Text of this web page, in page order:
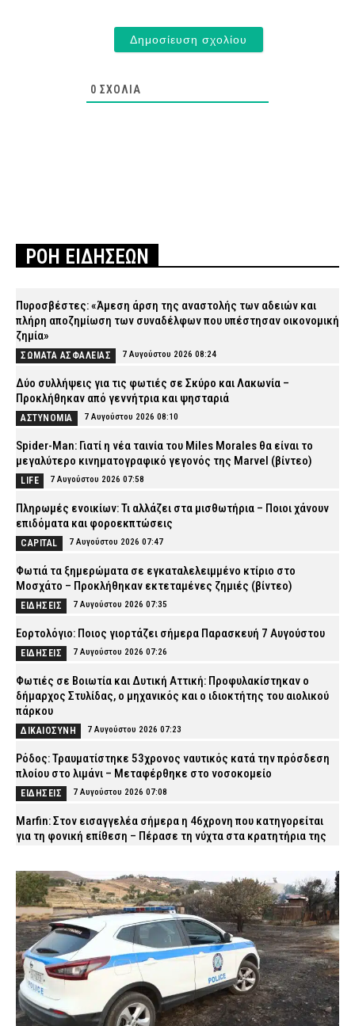
0 ΣΧΌΛΙΑ
ΡΟΗ ΕΙΔΗΣΕΩΝ
Πυροσβέστες: «Άμεση άρση της αναστολής των αδειών και
πλήρη αποζημίωση των συναδέλφων που υπέστησαν οικονομική
ζημία»
ΣΩΜΑΤΑ ΑΣΦΑΛΕΙΑΣ 7 Αυγούστου 2026 08:24
Δύο συλλήψεις για τις φωτιές σε Σκύρο και Λακωνία –
Προκλήθηκαν από γεννήτρια και ψησταριά
ΑΣΤΥΝΟΜΙΑ 7 Αυγούστου 2026 08:10
Spider-Man: Γιατί η νέα ταινία του Miles Morales θα είναι το
μεγαλύτερο κινηματογραφικό γεγονός της Marvel (βίντεο)
LIFE 7 Αυγούστου 2026 07:58
Πληρωμές ενοικίων: Τι αλλάζει στα μισθωτήρια – Ποιοι χάνουν
επιδόματα και φοροεκπτώσεις
CAPITAL 7 Αυγούστου 2026 07:47
Φωτιά τα ξημερώματα σε εγκαταλελειμμένο κτίριο στο
Μοσχάτο – Προκλήθηκαν εκτεταμένες ζημιές (βίντεο)
ΕΙΔΗΣΕΙΣ 7 Αυγούστου 2026 07:35
Εορτολόγιο: Ποιος γιορτάζει σήμερα Παρασκευή 7 Αυγούστου
ΕΙΔΗΣΕΙΣ 7 Αυγούστου 2026 07:26
Φωτιές σε Βοιωτία και Δυτική Αττική: Προφυλακίστηκαν ο
δήμαρχος Στυλίδας, ο μηχανικός και ο ιδιοκτήτης του αιολικού
πάρκου
ΔΙΚΑΙΟΣΥΝΗ 7 Αυγούστου 2026 07:23
Ρόδος: Τραυματίστηκε 53χρονος ναυτικός κατά την πρόσδεση
πλοίου στο λιμάνι – Μεταφέρθηκε στο νοσοκομείο
ΕΙΔΗΣΕΙΣ 7 Αυγούστου 2026 07:08
Marfin: Στον εισαγγελέα σήμερα η 46χρονη που κατηγορείται
για τη φονική επίθεση – Πέρασε τη νύχτα στα κρατητήρια της
ΔΙΚΑΙΟΣΥΝΗ
ΔΕΔΔΗΕ: Πού θα σημειωθούν διακοπές ρεύματος σήμερα (7/8)
στην Αττική – Αναλυτικά ώρες και οδοί
ΕΙΔΗΣΕΙΣ 7 Αυγούστου 2026 04:00
Χανιά: Νεκρός 81χρονος που ανασύρθηκε χωρίς τις αισθήσεις
του από παραλία
ΕΙΔΗΣΕΙΣ 6 Αυγούστου 2026 23:42